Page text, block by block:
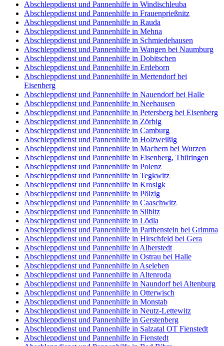
Abschleppdienst und Pannenhilfe in Windischleuba
Abschleppdienst und Pannenhilfe in Frauenprießnitz
Abschleppdienst und Pannenhilfe in Rauda
Abschleppdienst und Pannenhilfe in Mehna
Abschleppdienst und Pannenhilfe in Schmiedehausen
Abschleppdienst und Pannenhilfe in Wangen bei Naumburg
Abschleppdienst und Pannenhilfe in Dobitschen
Abschleppdienst und Pannenhilfe in Erdeborn
Abschleppdienst und Pannenhilfe in Mertendorf bei
Eisenberg
Abschleppdienst und Pannenhilfe in Nauendorf bei Halle
Abschleppdienst und Pannenhilfe in Neehausen
Abschleppdienst und Pannenhilfe in Petersberg bei Eisenberg
Abschleppdienst und Pannenhilfe in Zörbig
Abschleppdienst und Pannenhilfe in Camburg
Abschleppdienst und Pannenhilfe in Holzweißig
Abschleppdienst und Pannenhilfe in Machern bei Wurzen
Abschleppdienst und Pannenhilfe in Eisenberg, Thüringen
Abschleppdienst und Pannenhilfe in Polenz
Abschleppdienst und Pannenhilfe in Tegkwitz
Abschleppdienst und Pannenhilfe in Krosigk
Abschleppdienst und Pannenhilfe in Pölzig
Abschleppdienst und Pannenhilfe in Caaschwitz
Abschleppdienst und Pannenhilfe in Silbitz
Abschleppdienst und Pannenhilfe in Lödla
Abschleppdienst und Pannenhilfe in Parthenstein bei Grimma
Abschleppdienst und Pannenhilfe in Hirschfeld bei Gera
Abschleppdienst und Pannenhilfe in Alberstedt
Abschleppdienst und Pannenhilfe in Ostrau bei Halle
Abschleppdienst und Pannenhilfe in Aseleben
Abschleppdienst und Pannenhilfe in Altenroda
Abschleppdienst und Pannenhilfe in Naundorf bei Altenburg
Abschleppdienst und Pannenhilfe in Otterwisch
Abschleppdienst und Pannenhilfe in Monstab
Abschleppdienst und Pannenhilfe in Neutz-Lettewitz
Abschleppdienst und Pannenhilfe in Gerstenberg
Abschleppdienst und Pannenhilfe in Salzatal OT Fienstedt
Abschleppdienst und Pannenhilfe in Fienstedt